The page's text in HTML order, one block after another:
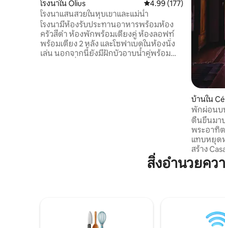
โรงนาใน Olius คะแนนเฉลี่ย 4.99 จาก 5,
4.99 (177)
โรงนาแสนสวยในหุบเขาและแม่น้ำ
โรงนามีห้องรับประทานอาหารพร้อมห้อง
ครัวสีดำ ห้องพักพร้อมเตียงคู่ ห้องลอฟท์
พร้อมเตียง 2 หลัง และโซฟาเบดในห้องนั่ง
เล่น นอกจากนี้ยังมีฝักบัวอาบน้ำคู่พร้อม
บ้านใน
พักผ่อนบน
สวยงาม
ตื่นขึ้นมา
พระอาทิ
แทบหยุดห
สร้าง
ความปร
สงบและก
พักที่สม
ใจและเ
สิ่งอำนวยค